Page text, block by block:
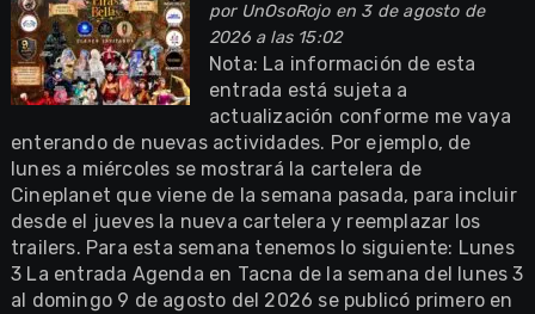
por UnOsoRojoen 3 de agosto de
2026 a las 15:02
Nota: La información de esta
entrada está sujeta a
actualización conforme me vaya
enterando de nuevas actividades. Por ejemplo, de
lunes a miércoles se mostrará la cartelera de
Cineplanet que viene de la semana pasada, para incluir
desde el jueves la nueva cartelera y reemplazar los
trailers. Para esta semana tenemos lo siguiente: Lunes
3 La entrada Agenda en Tacna de la semana del lunes 3
al domingo 9 de agosto del 2026 se publicó primero en